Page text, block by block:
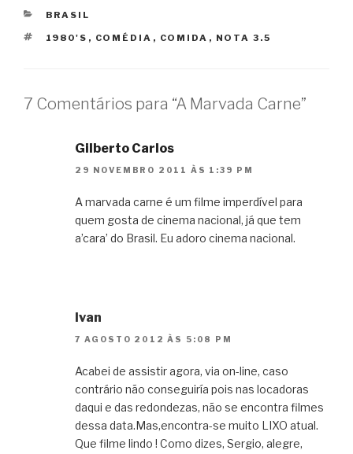
CATEGORIAS
BRASIL
TAGS
1980'S , COMÉDIA , COMIDA , NOTA 3.5
7 Comentários para “A Marvada Carne”
Gilberto Carlos
29 NOVEMBRO 2011 ÀS 1:39 PM
A marvada carne é um filme imperdível para
quem gosta de cinema nacional, já que tem
a’cara’ do Brasil. Eu adoro cinema nacional.
Ivan
7 AGOSTO 2012 ÀS 5:08 PM
Acabei de assistir agora, via on-line, caso
contrário não conseguiría pois nas locadoras
daqui e das redondezas, não se encontra filmes
dessa data.Mas,encontra-se muito LIXO atual.
Que filme lindo ! Como dizes, Sergio, alegre,